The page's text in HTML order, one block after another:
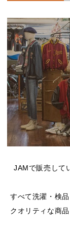
JAMで販売して
すべて洗濯・検
クオリティな商